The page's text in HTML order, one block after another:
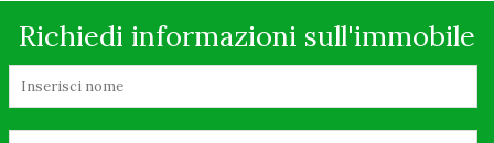
Richiedi informazioni sull'immobile